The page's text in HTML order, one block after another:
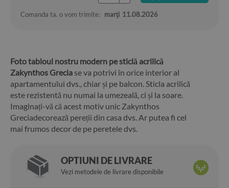
Comanda ta. o vom trimite: marţi 11.08.2026
Foto tabloul nostru modern pe sticlă acrilică
Zakynthos Grecia se va potrivi în orice interior al
apartamentului dvs., chiar și pe balcon. Sticla acrilică
este rezistentă nu numai la umezeală, ci și la soare.
Imaginați-vă că acest motiv unic Zakynthos
Greciadecorează pereții din casa dvs. Ar putea fi cel
mai frumos decor de pe peretele dvs.
OPTIUNI DE LIVRARE
Vezi metodele de livrare disponibile